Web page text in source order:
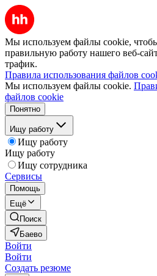
Мы используем файлы cookie,
правильную работу нашего веб-
трафик.
Правила использования файлов
Мы используем файлы cookie.
файлов cookie
Понятно
Ищу работу
Ищу работу
Ищу работу
Ищу сотрудника
Сервисы
Помощь
Ещё
Поиск
Баево
Войти
Войти
Создать резюме